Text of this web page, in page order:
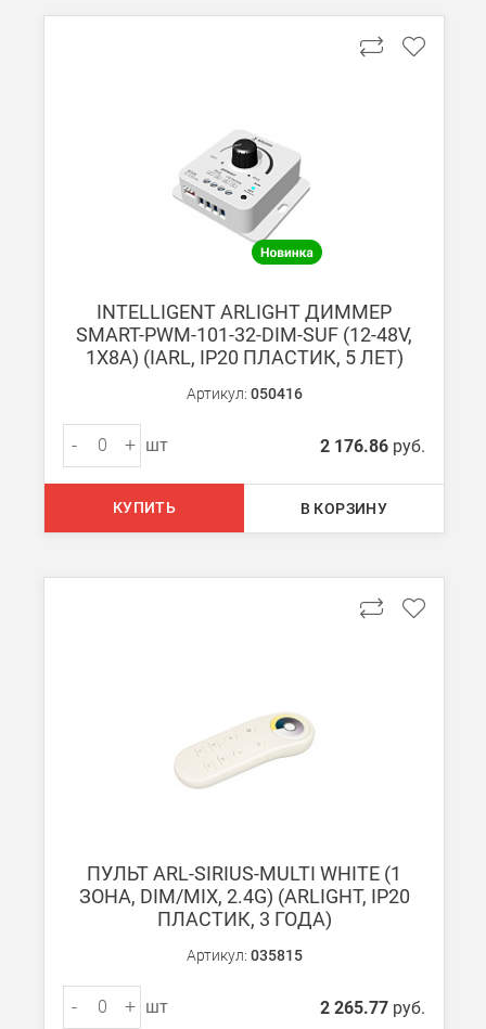
INTELLIGENT ARLIGHT ДИММЕР
SMART-PWM-101-32-DIM-SUF (12-48V,
1X8A) (IARL, IP20 ПЛАСТИК, 5 ЛЕТ)
Артикул: 050416
- + шт 2 176.86 руб.
КУПИТЬ В КОРЗИНУ
ПУЛЬТ ARL-SIRIUS-MULTI WHITE (1
ЗОНА, DIM/MIX, 2.4G) (ARLIGHT, IP20
ПЛАСТИК, 3 ГОДА)
Артикул: 035815
- + шт 2 265.77 руб.